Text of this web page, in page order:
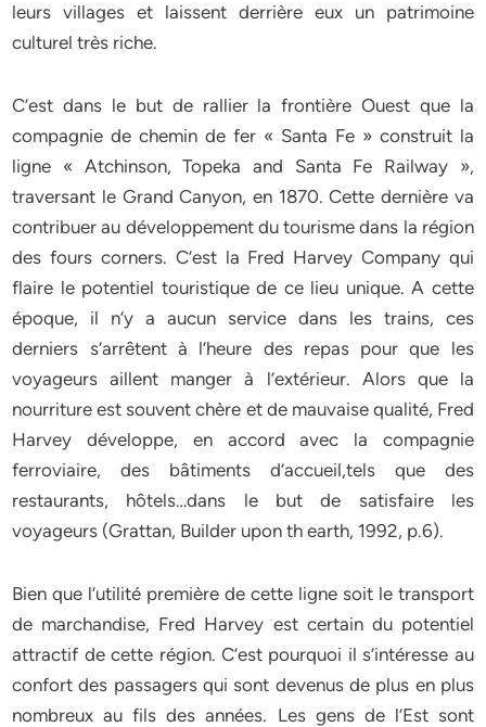
leurs villages et laissent derrière eux un patrimoine
culturel très riche.
C’est dans le but de rallier la frontière Ouest que la
compagnie de chemin de fer « Santa Fe » construit la
ligne « Atchinson, Topeka and Santa Fe Railway »,
traversant le Grand Canyon, en 1870. Cette dernière va
contribuer au développement du tourisme dans la région
des fours corners. C’est la Fred Harvey Company qui
flaire le potentiel touristique de ce lieu unique. A cette
époque, il n’y a aucun service dans les trains, ces
derniers s’arrêtent à l’heure des repas pour que les
voyageurs aillent manger à l’extérieur. Alors que la
nourriture est souvent chère et de mauvaise qualité, Fred
Harvey développe, en accord avec la compagnie
ferroviaire, des bâtiments d’accueil,tels que des
restaurants, hôtels…dans le but de satisfaire les
voyageurs (Grattan, Builder upon th earth, 1992, p.6).
Bien que l’utilité première de cette ligne soit le transport
de marchandise, Fred Harvey est certain du potentiel
attractif de cette région. C’est pourquoi il s’intéresse au
confort des passagers qui sont devenus de plus en plus
nombreux au fils des années. Les gens de l’Est sont